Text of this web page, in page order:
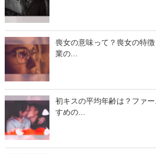
喪女の意味って？喪女の特
業の...
初キスの平均年齢は？ファ
すめの...